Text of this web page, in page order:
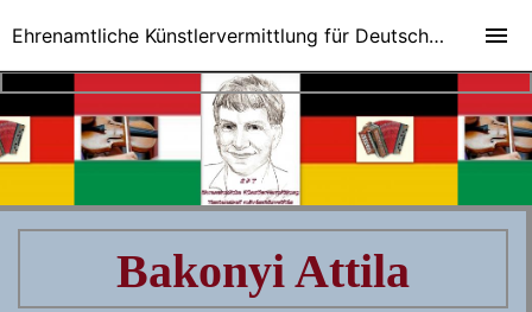
Bakonyi Attila
Ehrenamtliche Künstlervermittlung für Deutsch-Ungarische Veranstaltungen